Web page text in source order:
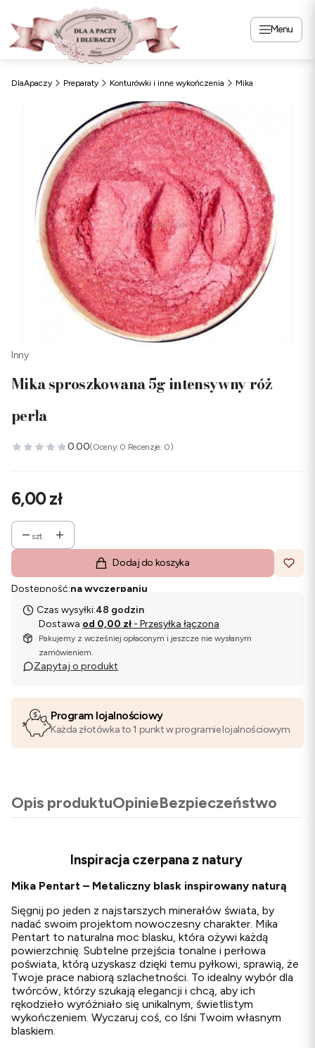
Menu
DlaApaczy Preparaty Konturówki i inne wykończenia Mika
Inny
Mika sproszkowana 5g intensywny róż
perła
0.00(Oceny: 0 Recenzje: 0)
Cena
6,00 zł
szt.
Dodaj do koszyka
Dostępność:na wyczerpaniu
Czas wysyłki:48 godzin
Dostawa od 0,00 zł - Przesyłka łączona
Pakujemy z wcześniej opłaconym i jeszcze nie wysłanym
zamówieniem.
Zapytaj o produkt
Program lojalnościowy
Każda złotówka to 1 punkt w programie lojalnościowym
Opis produktuOpinieBezpieczeństwo
Inspiracja czerpana z natury
Mika Pentart – Metaliczny blask inspirowany naturą
Sięgnij po jeden z najstarszych minerałów świata, by
nadać swoim projektom nowoczesny charakter. Mika
Pentart to naturalna moc blasku, która ożywi każdą
powierzchnię. Subtelne przejścia tonalne i perłowa
poświata, którą uzyskasz dzięki temu pyłkowi, sprawią, że
Twoje prace nabiorą szlachetności. To idealny wybór dla
twórców, którzy szukają elegancji i chcą, aby ich
rękodzieło wyróżniało się unikalnym, świetlistym
wykończeniem. Wyczaruj coś, co lśni Twoim własnym
blaskiem.